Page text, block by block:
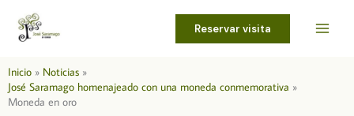
contenido
Reservar visita
Inicio
Noticias
José Saramago homenajeado con una moneda conmemorativa
Moneda en oro